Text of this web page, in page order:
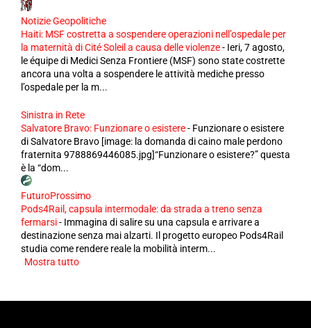
Notizie Geopolitiche
Haiti: MSF costretta a sospendere operazioni nell’ospedale per
la maternità di Cité Soleil a causa delle violenze- Ieri, 7 agosto,
le équipe di Medici Senza Frontiere (MSF) sono state costrette
ancora una volta a sospendere le attività mediche presso
l’ospedale per la m...
Sinistra in Rete
Salvatore Bravo: Funzionare o esistere- Funzionare o esistere
di Salvatore Bravo [image: la domanda di caino male perdono
fraternita 9788869446085.jpg]“Funzionare o esistere?” questa
è la “dom...
FuturoProssimo
Pods4Rail, capsula intermodale: da strada a treno senza
fermarsi- Immagina di salire su una capsula e arrivare a
destinazione senza mai alzarti. Il progetto europeo Pods4Rail
studia come rendere reale la mobilità interm...
Mostra tutto